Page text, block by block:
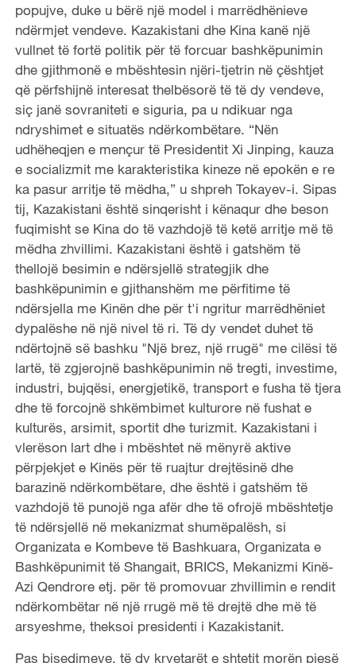
i
d
e
o
popujve, duke u bërë një model i marrëdhënieve
ndërmjet vendeve. Kazakistani dhe Kina kanë një
vullnet të fortë politik për të forcuar bashkëpunimin
dhe gjithmonë e mbështesin njëri-tjetrin në çështjet
që përfshijnë interesat thelbësorë të të dy vendeve,
siç janë sovraniteti e siguria, pa u ndikuar nga
ndryshimet e situatës ndërkombëtare. “Nën
udhëheqjen e mençur të Presidentit Xi Jinping, kauza
e socializmit me karakteristika kineze në epokën e re
ka pasur arritje të mëdha,” u shpreh Tokayev-i. Sipas
tij, Kazakistani është sinqerisht i kënaqur dhe beson
fuqimisht se Kina do të vazhdojë të ketë arritje më të
mëdha zhvillimi. Kazakistani është i gatshëm të
thellojë besimin e ndërsjellë strategjik dhe
bashkëpunimin e gjithanshëm me përfitime të
ndërsjella me Kinën dhe për t'i ngritur marrëdhëniet
dypalëshe në një nivel të ri. Të dy vendet duhet të
ndërtojnë së bashku "Një brez, një rrugë" me cilësi të
lartë, të zgjerojnë bashkëpunimin në tregti, investime,
industri, bujqësi, energjetikë, transport e fusha të tjera
dhe të forcojnë shkëmbimet kulturore në fushat e
kulturës, arsimit, sportit dhe turizmit. Kazakistani i
vlerëson lart dhe i mbështet në mënyrë aktive
përpjekjet e Kinës për të ruajtur drejtësinë dhe
barazinë ndërkombëtare, dhe është i gatshëm të
vazhdojë të punojë nga afër dhe të ofrojë mbështetje
të ndërsjellë në mekanizmat shumëpalësh, si
Organizata e Kombeve të Bashkuara, Organizata e
Bashkëpunimit të Shangait, BRICS, Mekanizmi Kinë-
Azi Qendrore etj. për të promovuar zhvillimin e rendit
ndërkombëtar në një rrugë më të drejtë dhe më të
arsyeshme, theksoi presidenti i Kazakistanit.
Pas bisedimeve, të dy kryetarët e shtetit morën pjesë